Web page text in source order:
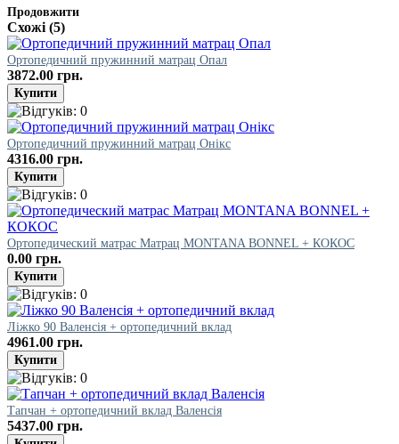
Продовжити
Схожі (5)
Ортопедичний пружинний матрац Опал
3872.00 грн.
Ортопедичний пружинний матрац Онікс
4316.00 грн.
Ортопедический матрас Матрац MONTANA BONNEL + КОКОС
0.00 грн.
Ліжко 90 Валенсія + ортопедичний вклад
4961.00 грн.
Тапчан + ортопедичний вклад Валенсія
5437.00 грн.